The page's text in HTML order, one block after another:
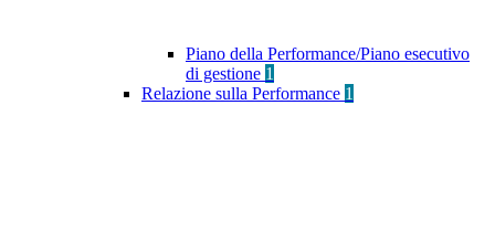
Piano della Performance/Piano esecutivo
di gestione 1
Relazione sulla Performance 1